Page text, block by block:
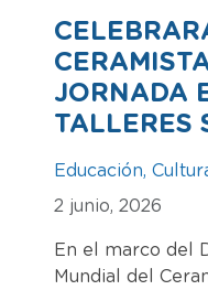
JORNADA
TALLERES
Educación,
2 junio, 2026
En el marco del
Mundial del